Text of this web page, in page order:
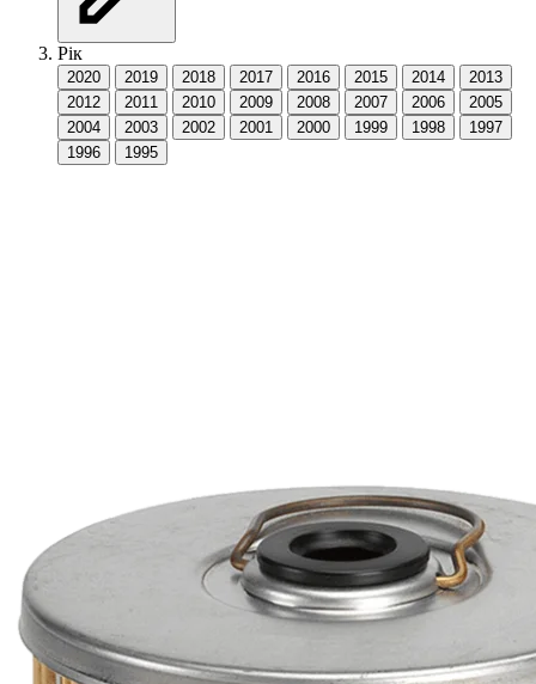
Рік
2020 2019 2018 2017 2016 2015 2014
2013
2012
2011 2010 2009 2008 2007 2006
2005
2004
2003 2002 2001 2000 1999 1998
1997
1996
1995